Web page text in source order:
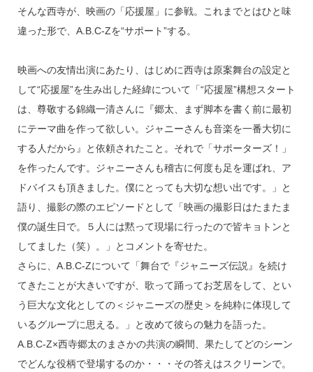
そんな西寺が、映画の「応援屋」に参戦。これまでとはひと味
違った形で、A.B.C-Zを“サポート”する。
映画への友情出演にあたり、はじめに西寺は原案舞台の設定と
して“応援屋”を生み出した経緯について「“応援屋”構想スタート
は、尊敬する錦織一清さんに『郷太、まず脚本を書く前に最初
にテーマ曲を作って欲しい。ジャニーさんも音楽を一番大切に
する人だから』と依頼されたこと。それで「サポーターズ！」
を作ったんです。ジャニーさんも稽古に何度も足を運ばれ、ア
ドバイスも頂きました。僕にとっても大切な想い出です。」と
語り、撮影の際のエピソードとして「映画の撮影日はたまたま
僕の誕生日で。５人には黙って現場に行ったので皆キョトンと
してました（笑）。」とコメントを寄せた。
さらに、A.B.C-Zについて「舞台で『ジャニーズ伝説』を続け
てきたことが大きいですが、歌って踊ってお芝居をして、とい
う巨大な文化としての＜ジャニーズの歴史＞を純粋に体現して
いるグループに思える。」と改めて彼らの魅力を語った。
A.B.C-Z×西寺郷太のまさかの共演の瞬間、果たしてどのシーン
でどんな役柄で登場するのか・・・その答えはスクリーンで。